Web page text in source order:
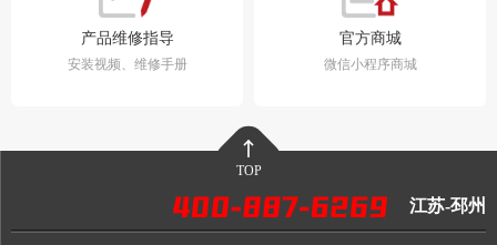
产品维修指导
安装视频、维修手册
官方商城
微信小程序商城
TOP
江苏-邳州